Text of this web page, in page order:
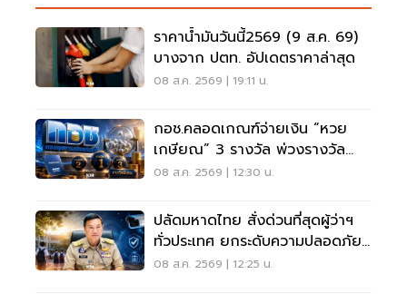
ราคาน้ำมันวันนี้2569 (9 ส.ค. 69)
บางจาก ปตท. อัปเดตราคาล่าสุด
08 ส.ค. 2569 | 19:11 น.
กอช.คลอดเกณฑ์จ่ายเงิน “หวย
เกษียณ” 3 รางวัล พ่วงรางวัล
พิเศษ
08 ส.ค. 2569 | 12:30 น.
ปลัดมหาดไทย สั่งด่วนที่สุดผู้ว่าฯ
ทั่วประเทศ ยกระดับความปลอดภัย
โรงเรียน
08 ส.ค. 2569 | 12:25 น.